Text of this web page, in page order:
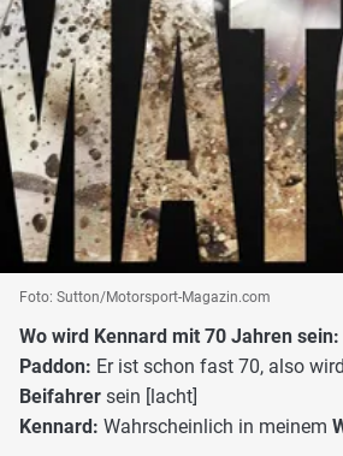
Foto: Sutton/Motorsport-Magazin.com
Wo wird Kennard mit 70 Jahren sein:
Paddon: Er ist schon fast 70, also
Beifahrer sein [lacht]
Kennard: Wahrscheinlich in meinem